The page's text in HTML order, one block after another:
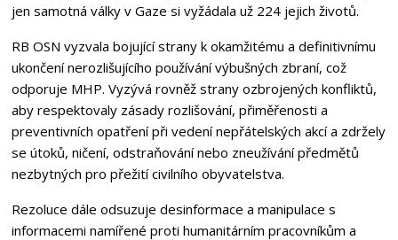
jen samotná války v Gaze si vyžádala už 224 jejich životů.
RB OSN vyzvala bojující strany k okamžitému a definitivnímu
ukončení nerozlišujícího používání výbušných zbraní, což
odporuje MHP. Vyzývá rovněž strany ozbrojených konfliktů,
aby respektovaly zásady rozlišování, přiměřenosti a
preventivních opatření při vedení nepřátelských akcí a zdržely
se útoků, ničení, odstraňování nebo zneužívání předmětů
nezbytných pro přežití civilního obyvatelstva.
Rezoluce dále odsuzuje desinformace a manipulace s
informacemi namířené proti humanitárním pracovníkům a